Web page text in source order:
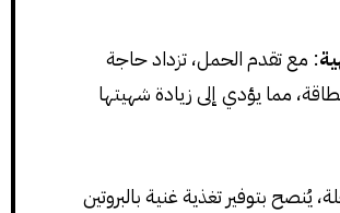
: مع تقدم الحمل، تزداد حاجة
مما يؤدي إلى زيادة شهيتها
يُنصح بتوفير تغذية غنية بالبروتين